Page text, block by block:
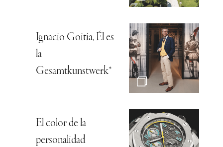
Ignacio Goitia, Él es
la
Gesamtkunstwerk*
El color de la
personalidad